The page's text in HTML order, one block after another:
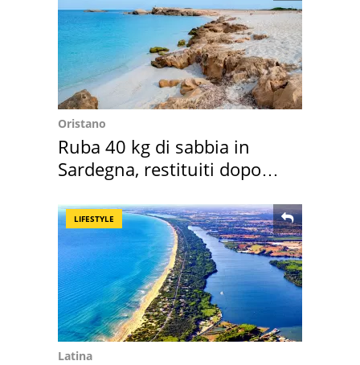
Oristano
Ruba 40 kg di sabbia in
Sardegna, restituiti dopo
LIFESTYLE
Latina